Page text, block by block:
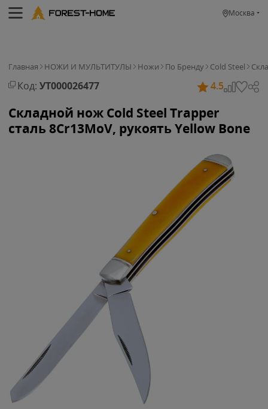
Москва
Главная НОЖИ И МУЛЬТИТУЛЫ Ножи По Бренду Cold Steel
Код: УТ000026477 4.5
Складной нож Cold Steel Trapper
сталь 8Cr13MoV, рукоять Yellow Bone